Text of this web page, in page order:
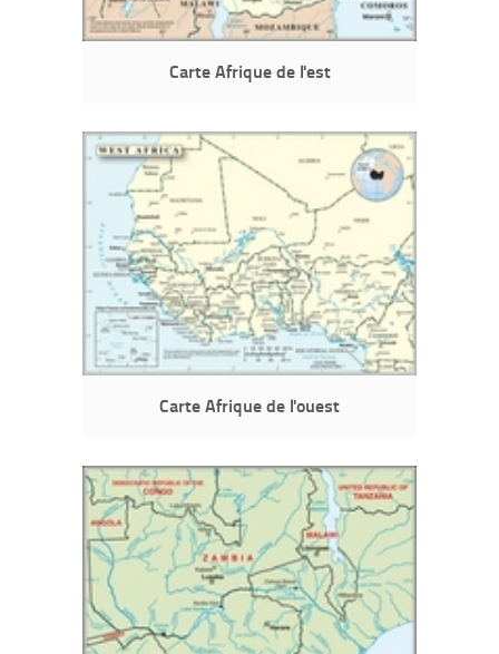
Carte Afrique de l'est
Carte Afrique de l'ouest